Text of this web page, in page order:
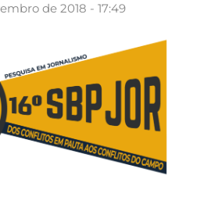
de 2018 - 17:49